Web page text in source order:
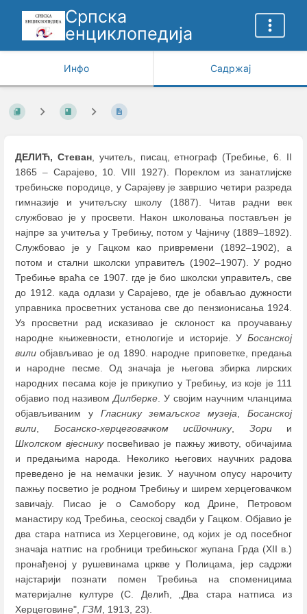
Српска
енциклопедија
Инфо Садржај
ДЕЛИЋ, Стеван, учитељ, писац, етнограф (Требиње, 6. II
1865 –Сарајево, 10. VIII 1927). Пореклом из занатлијске
требињске породице, у Сарајеву је завршио четири разреда
гимназије и учитељску школу (1887). Читав радни век
службовао је у просвети. Након школовања постављен је
најпре за учитеља у Требињу, потом у Чајничу (1889–1892).
Службовао је у Гацком као привремени (1892–1902), а
потом и стални школски управитељ (1902–1907). У родно
Требиње враћа се 1907. где је био школски управитељ, све
до 1912. када одлази у Сарајево, где је обављаo дужности
управника просветних установа све до пензионисања 1924.
Уз просветни рад исказивао је склоност ка проучавању
народне књижевности, етнологије и историје. У Босанској
вили објављивао је од 1890. народне приповетке, предања
и народне песме. Од значаја је његова збирка лирских
народних песама које је прикупио у Требињу, из које је 111
објавио под називомДилберке. У својим научним чланцима
објављиваним у Гласнику земаљског музеја,Босанској
вили, Босанско-херцеговачком источнику, Зории
Школском вјесникупосвећивао је пажњу животу, обичајима
и предањима народа. Неколико његових научних радова
преведено је на немачки језик. У научном опусу нарочиту
пажњу посветио је родном Требињу и ширем херцеговачком
завичају. Писао је о Самобору код Дрине, Петровом
манастиру код Требиња, сеоској свадби у Гацком. Објавио је
два стара натписа из Херцеговине, од којих је од посебног
значаја натпис на гробници требињског жупана Грда (ХII в.)
пронађеној у рушевинама цркве у Полицама, jeр садржи
најстарији познати помен Требиња на споменицима
материјалне културе (С. Делић, „Два стара натписа из
Херцеговине", ГЗМ, 1913, 23).